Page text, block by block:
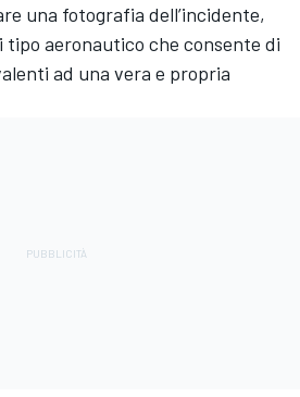
una fotografia dell’incidente,
aeronautico che consente di
ad una vera e propria